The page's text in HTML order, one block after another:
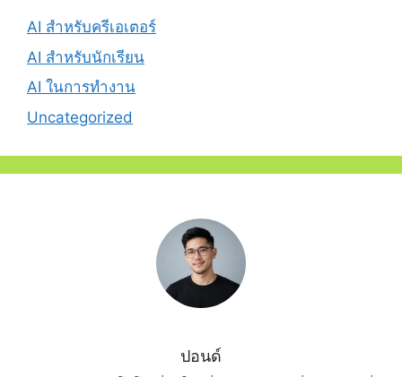
AI สำหรับครีเอเตอร์
AI สำหรับนักเรียน
AI ในการทำงาน
Uncategorized
ปอนด์